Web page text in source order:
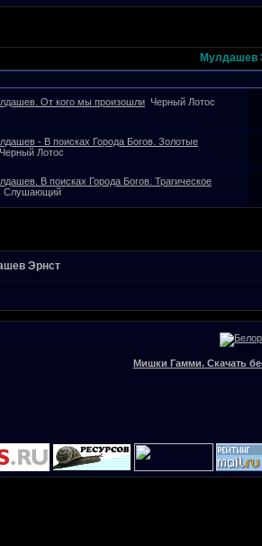
Мулдашев
От кого мы произошли Черный Лотос
- В поисках Города Богов. Золотые
Черный Лотос
В поисках Города Богов. Трагическое
Слушающий
Эрнст
Мишки Гамми. Скачать